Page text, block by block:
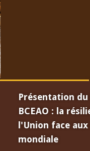
Présentation du
BCEAO : la
l'Union face
mondiale